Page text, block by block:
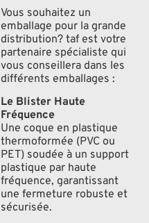
Vous souhaitez un
emballage pour la grande
distribution? taf est votre
partenaire spécialiste qui
vous conseillera dans les
différents emballages :
Le Blister Haute
Fréquence
Une coque en plastique
thermoformée (PVC ou
PET) soudée à un support
plastique par haute
fréquence, garantissant
une fermeture robuste et
sécurisée.